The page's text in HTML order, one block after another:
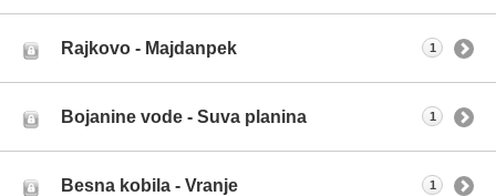
Rajkovo - Majdanpek 1
Bojanine vode - Suva planina 1
Besna kobila - Vranje 1